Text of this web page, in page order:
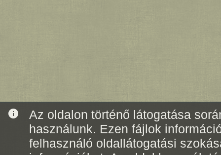
info
Az oldalon történő látogatása
használunk. Ezen fájlok
felhasználó oldallátogatási